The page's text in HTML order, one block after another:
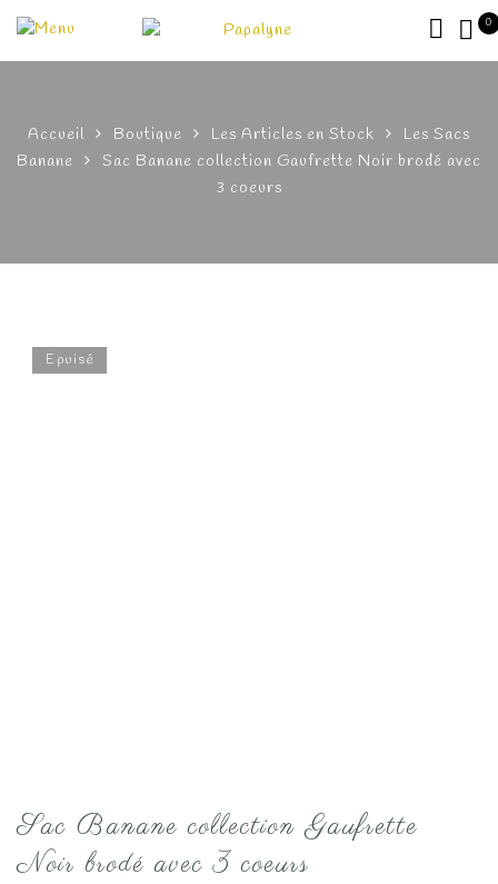
0
Accueil Boutique Les Articles en Stock
Les Sacs
Banane
Sac Banane collection Gaufrette Noir brodé avec
3 coeurs
Epuisé
Sac Banane collection Gaufrette
Noir brodé avec 3 coeurs